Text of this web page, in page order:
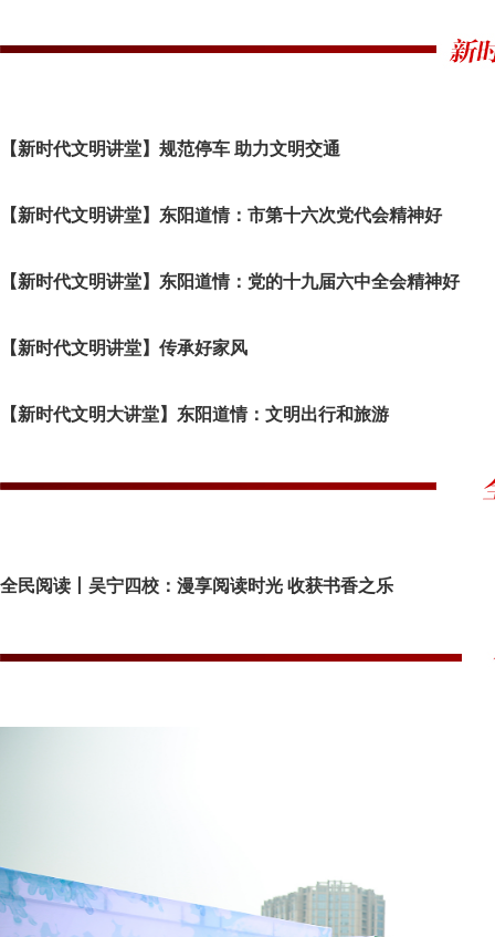
【新时代文明讲堂】规范停车 助力文明交通
【新时代文明讲堂】东阳道情：市第十六次党代会精神好
【新时代文明讲堂】东阳道情：党的十九届六中全会精神好
【新时代文明讲堂】传承好家风
【新时代文明大讲堂】东阳道情：文明出行和旅游
全民阅读丨吴宁四校：漫享阅读时光 收获书香之乐